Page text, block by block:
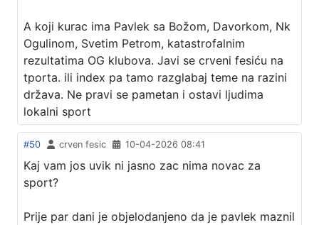
A koji kurac ima Pavlek sa Božom, Davorkom, Nk
Ogulinom, Svetim Petrom, katastrofalnim
rezultatima OG klubova. Javi se crveni fesiću na
tporta. ili index pa tamo razglabaj teme na razini
država. Ne pravi se pametan i ostavi ljudima
lokalni sport
#50 crven fesic 10-04-2026 08:41
Kaj vam jos uvik ni jasno zac nima novac za
sport?
Prije par dani je objelodanjeno da je pavlek maznil